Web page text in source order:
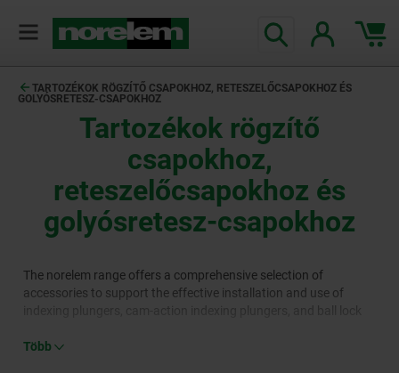
TARTOZÉKOK RÖGZÍTŐ CSAPOKHOZ, RETESZELŐCSAPOKHOZ ÉS
GOLYÓSRETESZ-CSAPOKHOZ
Tartozékok rögzítő
csapokhoz,
reteszelőcsapokhoz és
golyósretesz-csapokhoz
The norelem range offers a comprehensive selection of
accessories to support the effective installation and use of
cables, and setscrews.
Több